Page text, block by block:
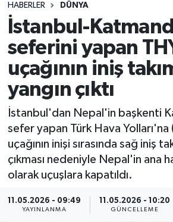
HABERLER DÜNYA
İstanbul-
seferini yapan
uçağının iniş
yangın çıktı
İstanbul'dan Nepal'in başkenti
sefer yapan Türk Hava
uçağının inişi sırasında sağ iniş
çıkması nedeniyle Nepal'in ana
olarak uçuşlara kapatıldı.
11.05.2026 - 09:49
YAYINLANMA
11.05.2026 - 10:20
GÜNCELLEME
Güncel
Eği̇ti̇m
Resmi İlanlar
Sağlık
Si̇yaset
Spor
Ergani Trafik Yoğunluk Haritası
Süper Lig Puan Durumu ve
Tüm Manşetler
Son Dakika Haberleri
Haber Arşivi